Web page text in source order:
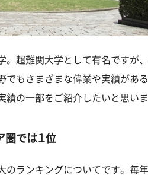
。超難関大学として有名ですが
でもさまざまな偉業や実績があ
の一部をご紹介したいと思いま
圏では１位
のランキングについてです。毎